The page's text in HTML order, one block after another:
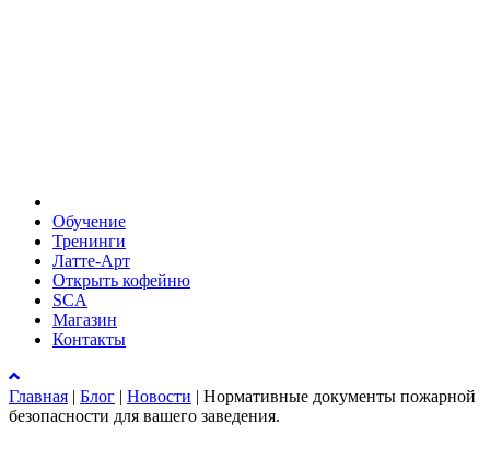
Обучение
Тренинги
Латте-Арт
Открыть кофейню
SCA
Магазин
Контакты
Главная | Блог | Новости | Нормативные документы пожарной
безопасности для вашего заведения.